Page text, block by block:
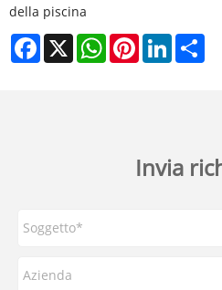
della piscina
Facebook
X WhatsAppPinterestLinkedIn
Invia